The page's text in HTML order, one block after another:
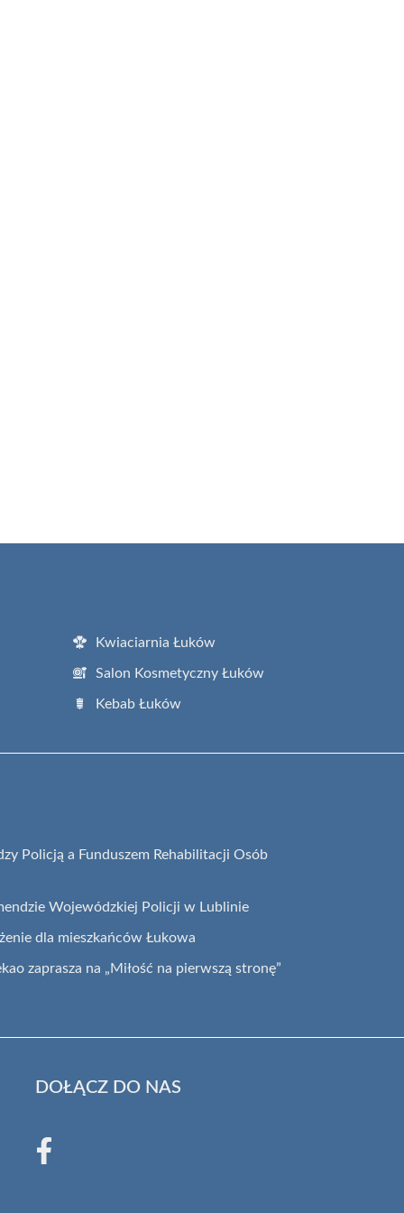
Kwiaciarnia Łuków
Salon Kosmetyczny Łuków
Kebab Łuków
Policją a Funduszem Rehabilitacji Osób
Wojewódzkiej Policji w Lublinie
dla mieszkańców Łukowa
zaprasza na „Miłość na pierwszą stronę”
DOŁĄCZ DO NAS